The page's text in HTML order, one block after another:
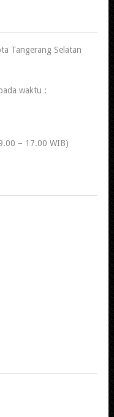
Tangerang Selatan
waktu :
– 17.00 WIB)